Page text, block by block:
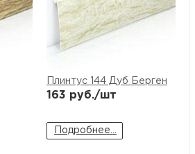
Плинтус 144 Дуб Берген
163 руб./шт
Подробнее...